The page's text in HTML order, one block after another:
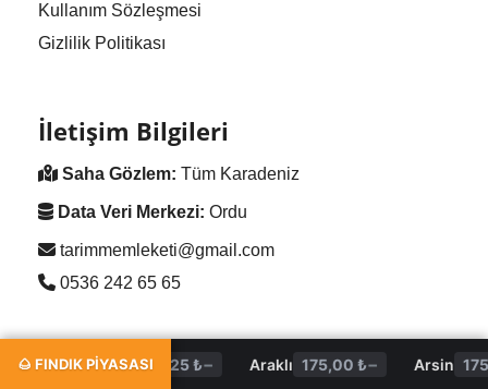
Kullanım Sözleşmesi
Gizlilik Politikası
İletişim Bilgileri
Saha Gözlem: Tüm Karadeniz
Data Veri Merkezi: Ordu
tarimmemleketi@gmail.com
0536 242 65 65